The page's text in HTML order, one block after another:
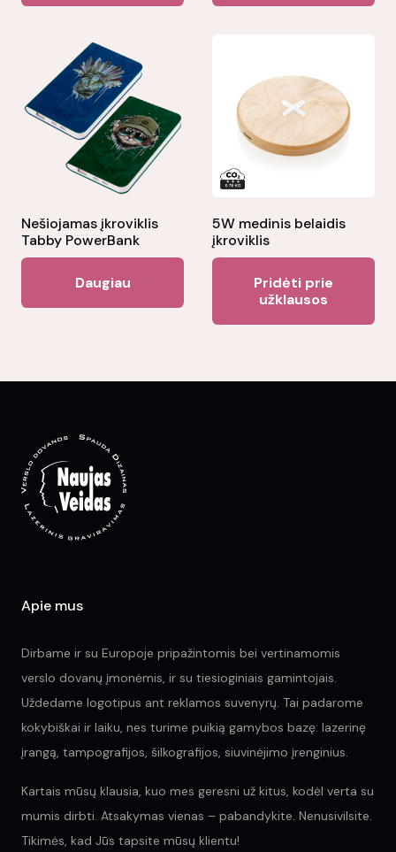
Nešiojamas įkroviklis
Tabby PowerBank
Daugiau
5W medinis belaidis
įkroviklis
Pridėti prie
užklausos
Apie mus
Dirbame ir su Europoje pripažintomis bei vertinamomis
verslo dovanų įmonėmis, ir su tiesioginiais gamintojais.
Uždedame logotipus ant reklamos suvenyrų. Tai padarome
kokybiškai ir laiku, nes turime puikią gamybos bazę: lazerinę
įrangą, tampografijos, šilkografijos, siuvinėjimo įrenginius.
Kartais mūsų klausia, kuo mes geresni už kitus, kodėl verta su
mumis dirbti. Atsakymas vienas – pabandykite. Nenusivilsite.
Tikimės, kad Jūs tapsite mūsų klientu!